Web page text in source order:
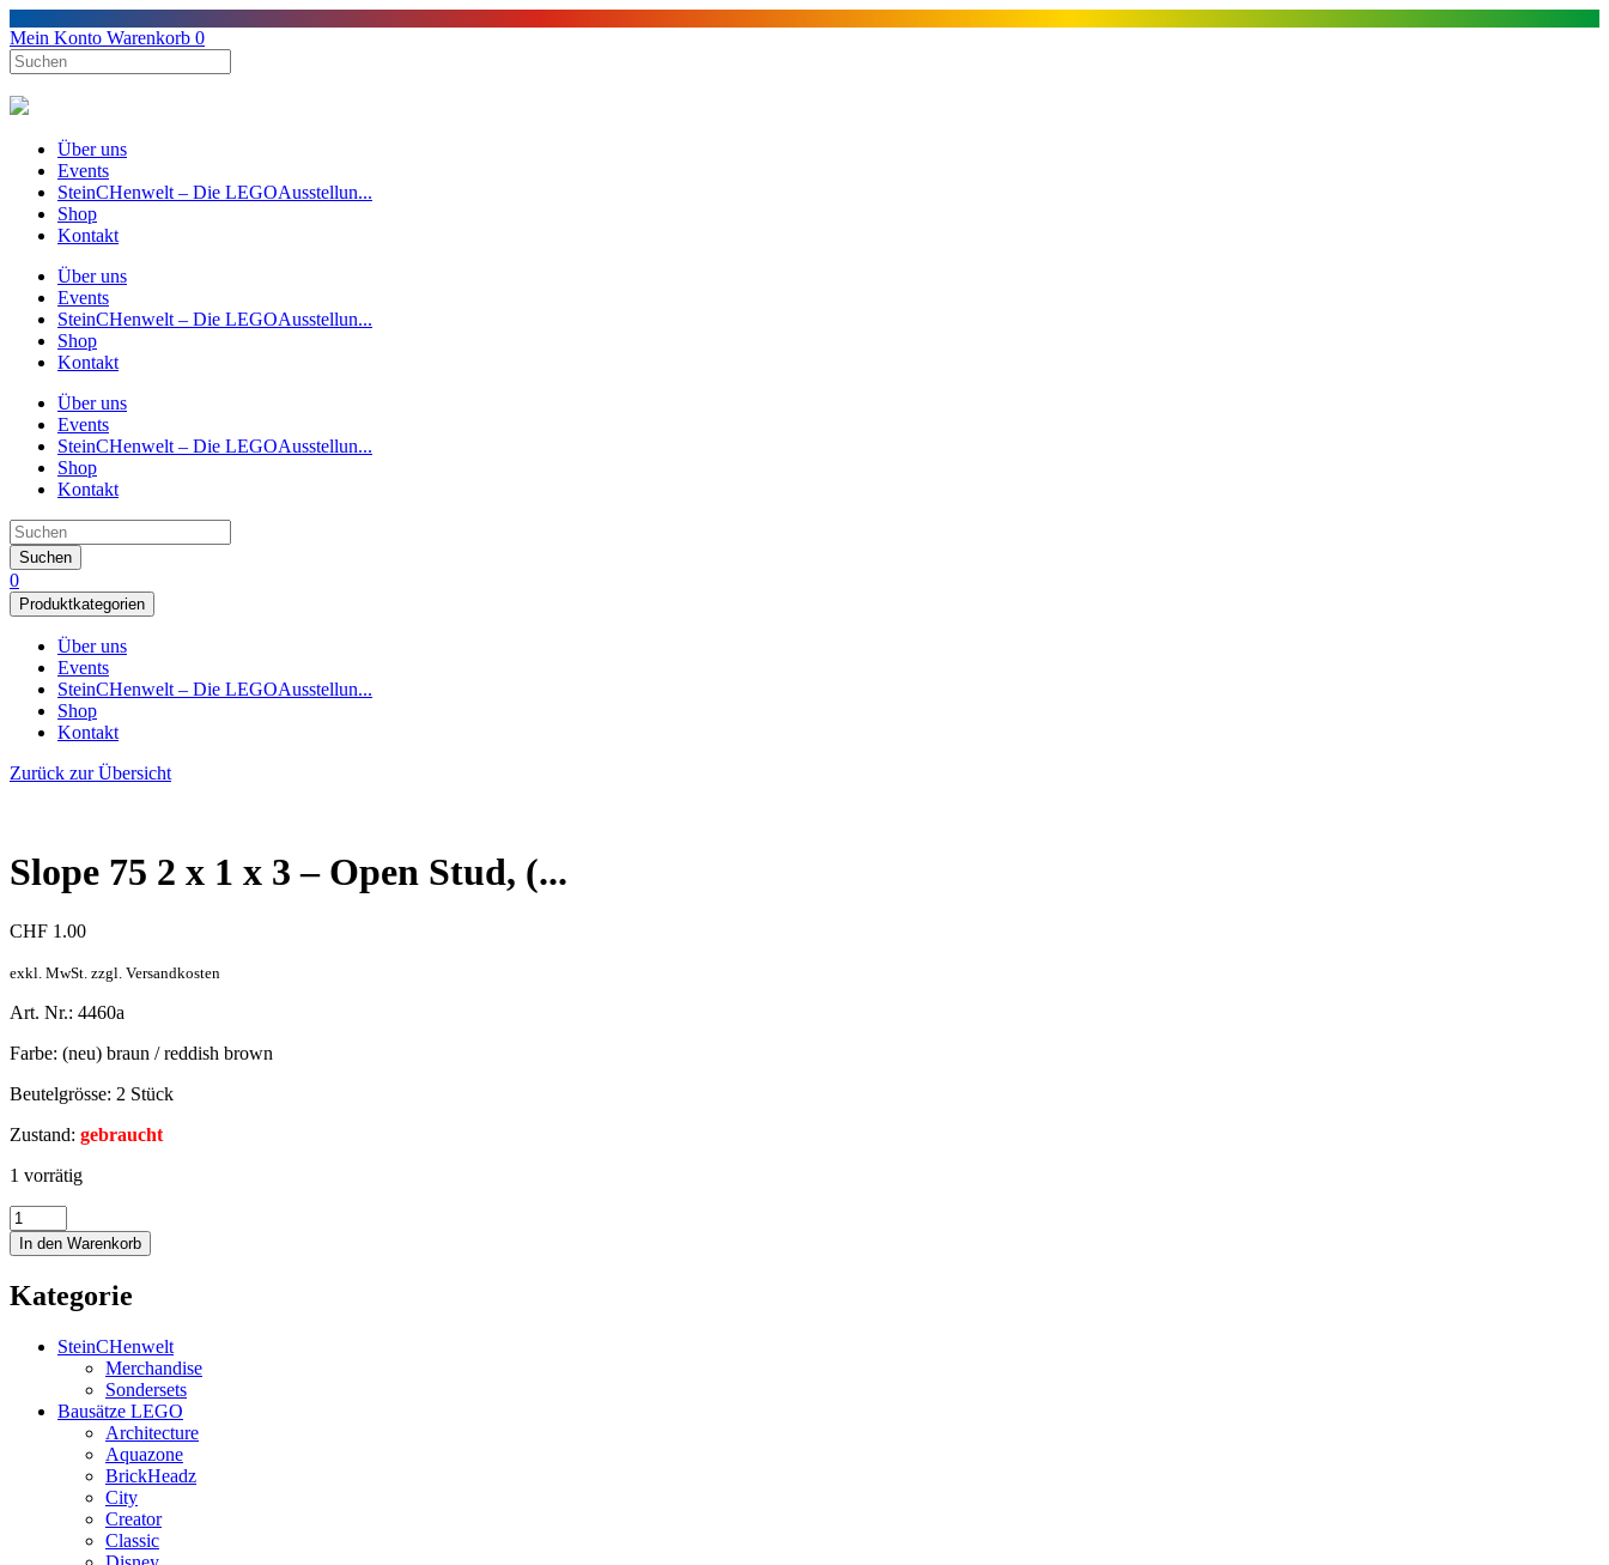
Mein Konto Warenkorb 0
Über uns
Events
SteinCHenwelt – Die LEGOAusstellun...
Shop
Kontakt
Über uns
Events
SteinCHenwelt – Die LEGOAusstellun...
Shop
Kontakt
Über uns
Events
SteinCHenwelt – Die LEGOAusstellun...
Shop
Kontakt
Suchen
0
Produktkategorien
Über uns
Events
SteinCHenwelt – Die LEGOAusstellun...
Shop
Kontakt
Zurück zur Übersicht
Slope 75 2 x 1 x 3 – Open Stud, (...
CHF 1.00
exkl. MwSt. zzgl. Versandkosten
Art. Nr.: 4460a
Farbe: (neu) braun / reddish brown
Beutelgrösse: 2 Stück
Zustand: gebraucht
1 vorrätig
In den Warenkorb
Kategorie
SteinCHenwelt
Merchandise
Sondersets
Bausätze LEGO
Architecture
Aquazone
BrickHeadz
City
Creator
Classic